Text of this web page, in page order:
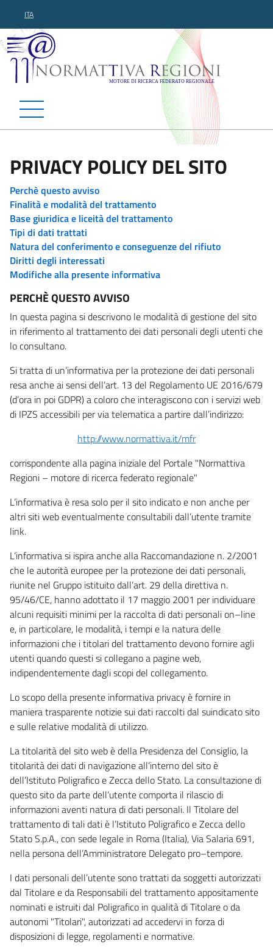
ITA
Normattiva Regioni -
PRIVACY POLICY DEL SITO
Perchè questo avviso
Finalità e modalità del trattamento
Base giuridica e liceità del trattamento
Tipi di dati trattati
Natura del conferimento e conseguenze del rifiuto
Diritti degli interessati
Modifiche alla presente informativa
PERCHÈ QUESTO AVVISO
In questa pagina si descrivono le modalità di gestione del sito
in riferimento al trattamento dei dati personali degli utenti che
lo consultano.
Si tratta di un’informativa per la protezione dei dati personali
resa anche ai sensi dell’art. 13 del Regolamento UE 2016/679
(d’ora in poi GDPR) a coloro che interagiscono con i servizi web
di IPZS accessibili per via telematica a partire dall’indirizzo:
http://www.normattiva.it/mfr
corrispondente alla pagina iniziale del Portale "Normattiva
Regioni – motore di ricerca federato regionale"
L’informativa è resa solo per il sito indicato e non anche per
altri siti web eventualmente consultabili dall’utente tramite
link.
L’informativa si ispira anche alla Raccomandazione n. 2/2001
che le autorità europee per la protezione dei dati personali,
riunite nel Gruppo istituito dall’art. 29 della direttiva n.
95/46/CE, hanno adottato il 17 maggio 2001 per individuare
alcuni requisiti minimi per la raccolta di dati personali on–line
e, in particolare, le modalità, i tempi e la natura delle
informazioni che i titolari del trattamento devono fornire agli
utenti quando questi si collegano a pagine web,
indipendentemente dagli scopi del collegamento.
Lo scopo della presente informativa privacy è fornire in
maniera trasparente notizie sui dati raccolti dal suindicato sito
e sulle relative modalità di utilizzo.
La titolarità del sito web è della Presidenza del Consiglio, la
titolarità dei dati di navigazione all’interno del sito è
dell’Istituto Poligrafico e Zecca dello Stato. La consultazione di
questo sito da parte dell’utente comporta il rilascio di
informazioni aventi natura di dati personali. Il Titolare del
trattamento di tali dati è l’Istituto Poligrafico e Zecca dello
Stato S.p.A., con sede legale in Roma (Italia), Via Salaria 691,
nella persona dell’Amministratore Delegato pro–tempore.
I dati personali dell’utente sono trattati da soggetti autorizzati
dal Titolare e da Responsabili del trattamento appositamente
nominati e istruiti dal Poligrafico in qualità di Titolare o da
autonomi "Titolari", autorizzati ad accedervi in forza di
disposizioni di legge, regolamenti e normative.